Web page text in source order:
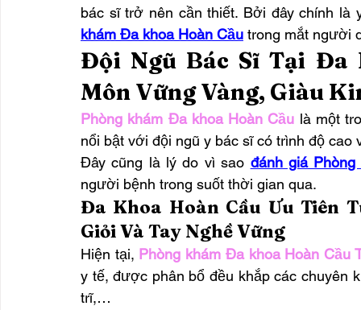
bác sĩ trở nên cần thiết. Bởi đây chính
khám Đa khoa Hoàn Cầu trong mắt người
Đội Ngũ Bác Sĩ Tại Đa
Môn Vững Vàng, Giàu
Phòng khám Đa khoa Hoàn Cầu là một
nổi bật với đội ngũ y bác sĩ có trình độ cao
Đây cũng là lý do vì sao đánh giá
người bệnh trong suốt thời gian qua.
Đa Khoa Hoàn Cầu Ưu Tiên
Giỏi Và Tay Nghề Vững
Hiện tại, Phòng khám Đa khoa Hoàn Cầu
y tế, được phân bổ đều khắp các chuyên
trĩ,…